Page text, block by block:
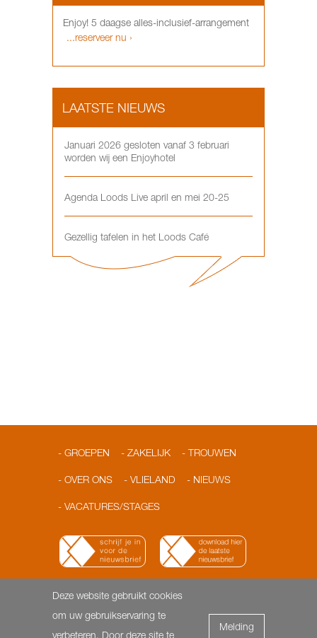
Enjoy! 5 daagse alles-inclusief-arrangement
...reserveer nu ›
LAATSTE NIEUWS
Januari 2026 gesloten vanaf 3 februari
worden wij een Enjoyhotel
Agenda Loods Live april en mei 20-25
Gezellig tafelen in het Loods Café
GROEPEN ZAKELIJK TROUWEN
OVER ONS VLIELAND NIEUWS
VACATURES/STAGES
info@loodshotel.nl
Melding
Deze website gebruikt cookies
om uw gebruikservaring te